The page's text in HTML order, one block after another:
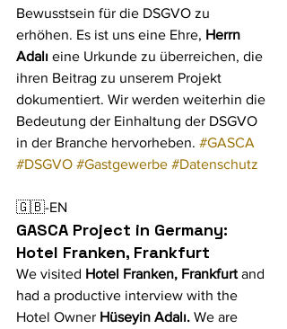
Bewusstsein für die DSGVO zu
erhöhen. Es ist uns eine Ehre, Herrn
Adalı eine Urkunde zu überreichen, die
ihren Beitrag zu unserem Projekt
dokumentiert. Wir werden weiterhin die
Bedeutung der Einhaltung der DSGVO
in der Branche hervorheben. #GASCA
#DSGVO #Gastgewerbe #Datenschutz
🇬🇧-EN
GASCA Project in Germany:
Hotel Franken, Frankfurt
We visited Hotel Franken, Frankfurt and
had a productive interview with the
Hotel Owner Hüseyin Adalı. We are